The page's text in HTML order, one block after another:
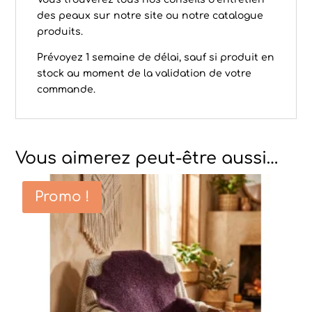
des peaux sur notre site ou notrecatalogue
produits.
Prévoyez 1 semaine de délai, sauf si produit en
stock au moment de la validation de votre
commande.
Vous aimerez peut-être aussi…
Promo !